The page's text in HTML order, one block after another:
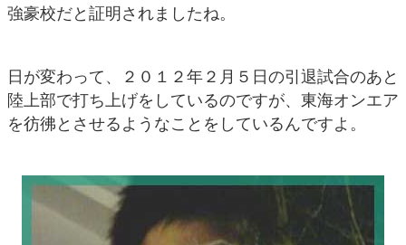
強豪校だと証明されましたね。
日が変わって、２０１２年２月５日の引退試合のあと
陸上部で打ち上げをしているのですが、東海オンエア
を彷彿とさせるようなことをしているんですよ。